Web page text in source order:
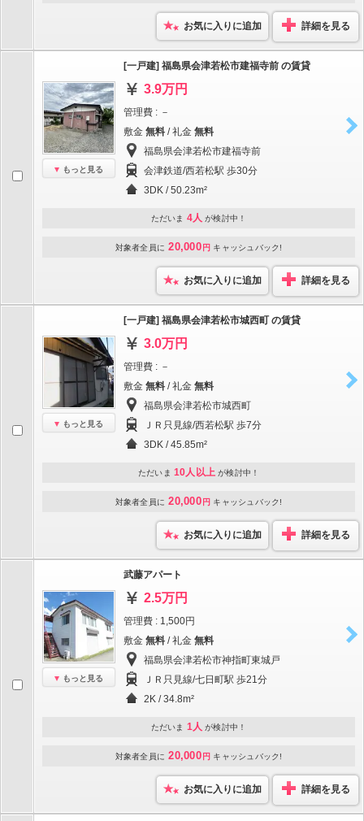
お気に入りに追加 詳細を見る
もっと見る
[一戸建] 福島県会津若松市建福寺前 の賃貸
3.9万円
管理費 : －
敷金 無料 / 礼金 無料
福島県会津若松市建福寺前
会津鉄道/西若松駅 歩30分
3DK / 50.23m²
ただいま 4人 が検討中！
対象者全員に 20,000 円 キャッシュバック!
お気に入りに追加 詳細を見る
もっと見る
[一戸建] 福島県会津若松市城西町 の賃貸
3.0万円
管理費 : －
敷金 無料 / 礼金 無料
福島県会津若松市城西町
ＪＲ只見線/西若松駅 歩7分
3DK / 45.85m²
ただいま 10人以上 が検討中！
対象者全員に 20,000 円 キャッシュバック!
お気に入りに追加 詳細を見る
もっと見る
武藤アパート
2.5万円
管理費 : 1,500円
敷金 無料 / 礼金 無料
福島県会津若松市神指町東城戸
ＪＲ只見線/七日町駅 歩21分
2K / 34.8m²
ただいま 1人 が検討中！
対象者全員に 20,000 円 キャッシュバック!
お気に入りに追加 詳細を見る